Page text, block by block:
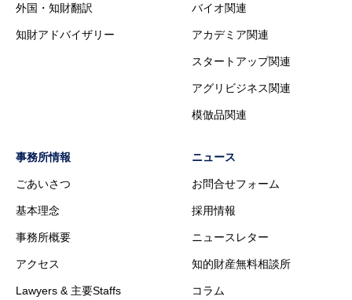
外国・知財翻訳
知財アドバイザリー
バイオ関連
アカデミア関連
スタートアップ関連
アグリビジネス関連
模倣品関連
事務所情報
ごあいさつ
基本理念
事務所概要
アクセス
Lawyers & 主要Staffs
ニュース
お問合せフォーム
採用情報
ニュースレター
知的財産無料相談所
コラム